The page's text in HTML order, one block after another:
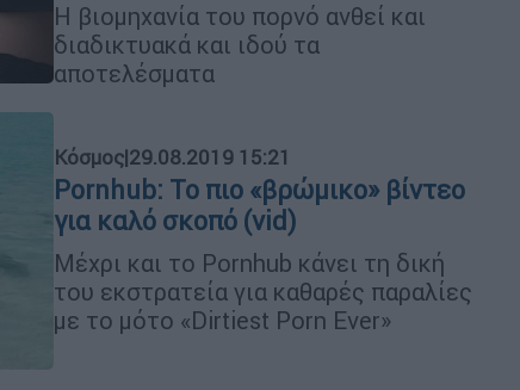
Η βιομηχανία του πορνό ανθεί και
διαδικτυακά και ιδού τα
αποτελέσματα
Κόσμος|29.08.2019 15:21
Pornhub: Το πιο «βρώμικο» βίντεο
για καλό σκοπό (vid)
Μέχρι και το Pornhub κάνει τη δική
του εκστρατεία για καθαρές παραλίες
με το μότο «Dirtiest Porn Ever»